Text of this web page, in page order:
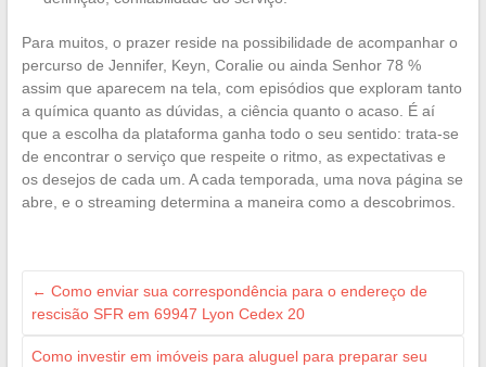
Para muitos, o prazer reside na possibilidade de acompanhar o
percurso de Jennifer, Keyn, Coralie ou ainda Senhor 78 %
assim que aparecem na tela, com episódios que exploram tanto
a química quanto as dúvidas, a ciência quanto o acaso. É aí
que a escolha da plataforma ganha todo o seu sentido: trata-se
de encontrar o serviço que respeite o ritmo, as expectativas e
os desejos de cada um. A cada temporada, uma nova página se
abre, e o streaming determina a maneira como a descobrimos.
← Como enviar sua correspondência para o endereço de
rescisão SFR em 69947 Lyon Cedex 20
Como investir em imóveis para aluguel para preparar seu